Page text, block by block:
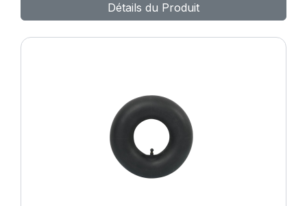
Détails du Produit